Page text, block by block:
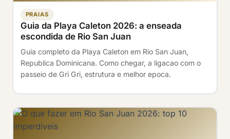
PRAIAS
Guia da Playa Caleton 2026: a enseada
escondida de Rio San Juan
Guia completo da Playa Caleton em Rio San Juan,
Republica Dominicana. Como chegar, a ligacao com o
passeio de Gri Gri, estrutura e melhor epoca.